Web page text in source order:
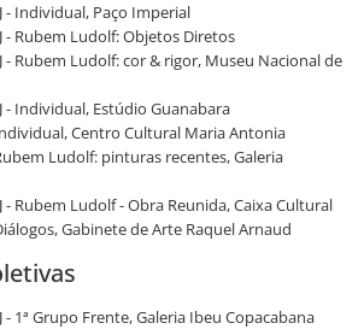
- Individual, Paço Imperial
- Rubem Ludolf: Objetos Diretos
- Rubem Ludolf: cor & rigor, Museu Nacional de
- Individual, Estúdio Guanabara
Centro Cultural Maria Antonia
Ludolf: pinturas recentes, Galeria
- Rubem Ludolf - Obra Reunida, Caixa Cultural
Gabinete de Arte Raquel Arnaud
- 1ª Grupo Frente, Galeria Ibeu Copacabana